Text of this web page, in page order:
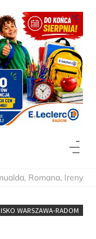
Romana, Ireny
WARSZAWA-RADOM